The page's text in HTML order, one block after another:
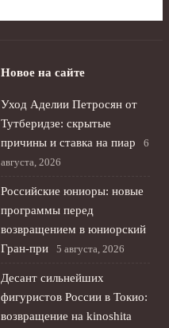
Новое на сайте
Уход Аделии Петросян от
Тутберидзе: скрытые
причины и ставка на пиар
6
августа, 2026
Российские юниоры: новые
программы перед
возвращением в юниорский
Гран-при
5 августа, 2026
Десант сильнейших
фигуристов России в Токио:
возвращение на kinoshita